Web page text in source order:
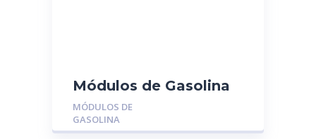
Módulos de Gasolina
MGR-M11-1106610:
CHERY ORINOCO
MÓDULOS DE
GASOLINA